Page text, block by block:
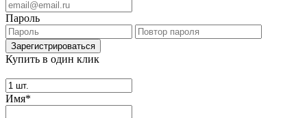
Пароль
Купить в один клик
Имя*